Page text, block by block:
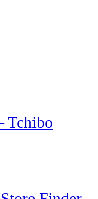
Tchibo